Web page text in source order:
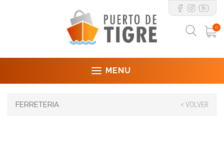
0
MENU
FERRETERIA < VOLVER